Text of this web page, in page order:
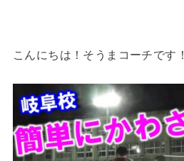
こんにちは！そうまコーチです！